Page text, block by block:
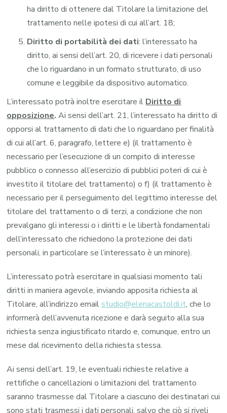
ha diritto di ottenere dal Titolare la limitazione del
trattamento nelle ipotesi di cui all’art. 18;
Diritto di portabilità dei dati: l’interessato ha
diritto, ai sensi dell’art. 20, di ricevere i dati personali
che lo riguardano in un formato strutturato, di uso
comune e leggibile da dispositivo automatico.
L’interessato potrà inoltre esercitare il Diritto di
opposizione.Ai sensi dell’art. 21, l’interessato ha diritto di
opporsi al trattamento di dati che lo riguardano per finalità
di cui all’art. 6, paragrafo, lettere e) (il trattamento è
necessario per l’esecuzione di un compito di interesse
pubblico o connesso all’esercizio di pubblici poteri di cui è
investito il titolare del trattamento) o f) (il trattamento è
necessario per il perseguimento del legittimo interesse del
titolare del trattamento o di terzi, a condizione che non
prevalgano gli interessi o i diritti e le libertà fondamentali
dell’interessato che richiedono la protezione dei dati
personali, in particolare se l’interessato è un minore).
L’interessato potrà esercitare in qualsiasi momento tali
diritti in maniera agevole, inviando apposita richiesta al
Titolare, all’indirizzo emailstudio@elenacastoldi.it, che lo
informerà dell’avvenuta ricezione e darà seguito alla sua
richiesta senza ingiustificato ritardo e, comunque, entro un
mese dal ricevimento della richiesta stessa.
Ai sensi dell’art. 19, le eventuali richieste relative a
rettifiche o cancellazioni o limitazioni del trattamento
saranno trasmesse dal Titolare a ciascuno dei destinatari cui
sono stati trasmessi i dati personali, salvo che ciò si riveli